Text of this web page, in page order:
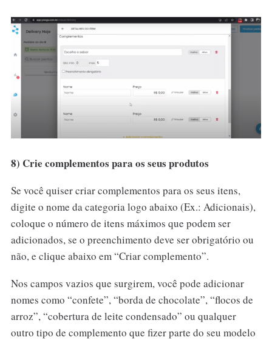
8) Crie complementos para os seus produtos
Se você quiser criar complementos para os seus itens,
digite o nome da categoria logo abaixo (Ex.: Adicionais),
coloque o número de itens máximos que podem ser
adicionados, se o preenchimento deve ser obrigatório ou
não, e clique abaixo em “Criar complemento”.
Nos campos vazios que surgirem, você pode adicionar
nomes como “confete”, “borda de chocolate”, “flocos de
arroz”, “cobertura de leite condensado” ou qualquer
outro tipo de complemento que fizer parte do seu modelo